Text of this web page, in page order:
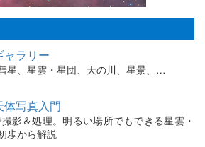
ャラリー
星、星雲・星団、天の川、星景、…
体写真入門
影＆処理。明るい場所でもできる星雲・
歩から解説